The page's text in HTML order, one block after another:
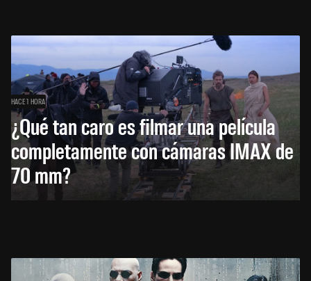
HACE 1 HORA
¿Qué tan caro es filmar una película
completamente con cámaras IMAX de
70 mm?